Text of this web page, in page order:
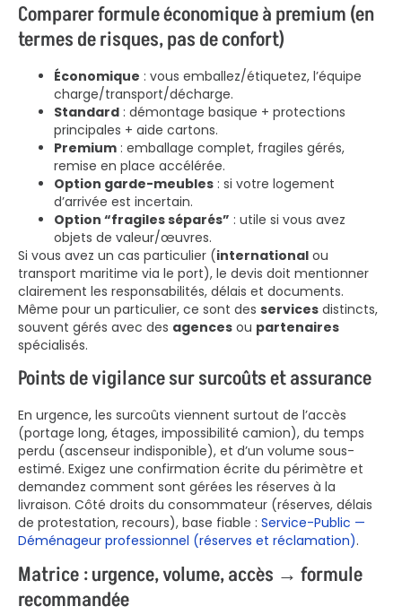
Comparer formule économique à premium (en
termes de risques, pas de confort)
Économique : vous emballez/étiquetez, l’équipe
charge/transport/décharge.
Standard : démontage basique + protections
principales + aide cartons.
Premium : emballage complet, fragiles gérés,
remise en place accélérée.
Option garde-meubles : si votre logement
d’arrivée est incertain.
Option “fragiles séparés” : utile si vous avez
objets de valeur/œuvres.
Si vous avez un cas particulier (international ou
transport maritime via le port), le devis doit mentionner
clairement les responsabilités, délais et documents.
Même pour un particulier, ce sont des services distincts,
souvent gérés avec des agences ou partenaires
spécialisés.
Points de vigilance sur surcoûts et assurance
En urgence, les surcoûts viennent surtout de l’accès
(portage long, étages, impossibilité camion), du temps
perdu (ascenseur indisponible), et d’un volume sous-
estimé. Exigez une confirmation écrite du périmètre et
demandez comment sont gérées les réserves à la
livraison. Côté droits du consommateur (réserves, délais
de protestation, recours), base fiable : Service-Public —
Déménageur professionnel (réserves et réclamation).
Matrice : urgence, volume, accès → formule
recommandée